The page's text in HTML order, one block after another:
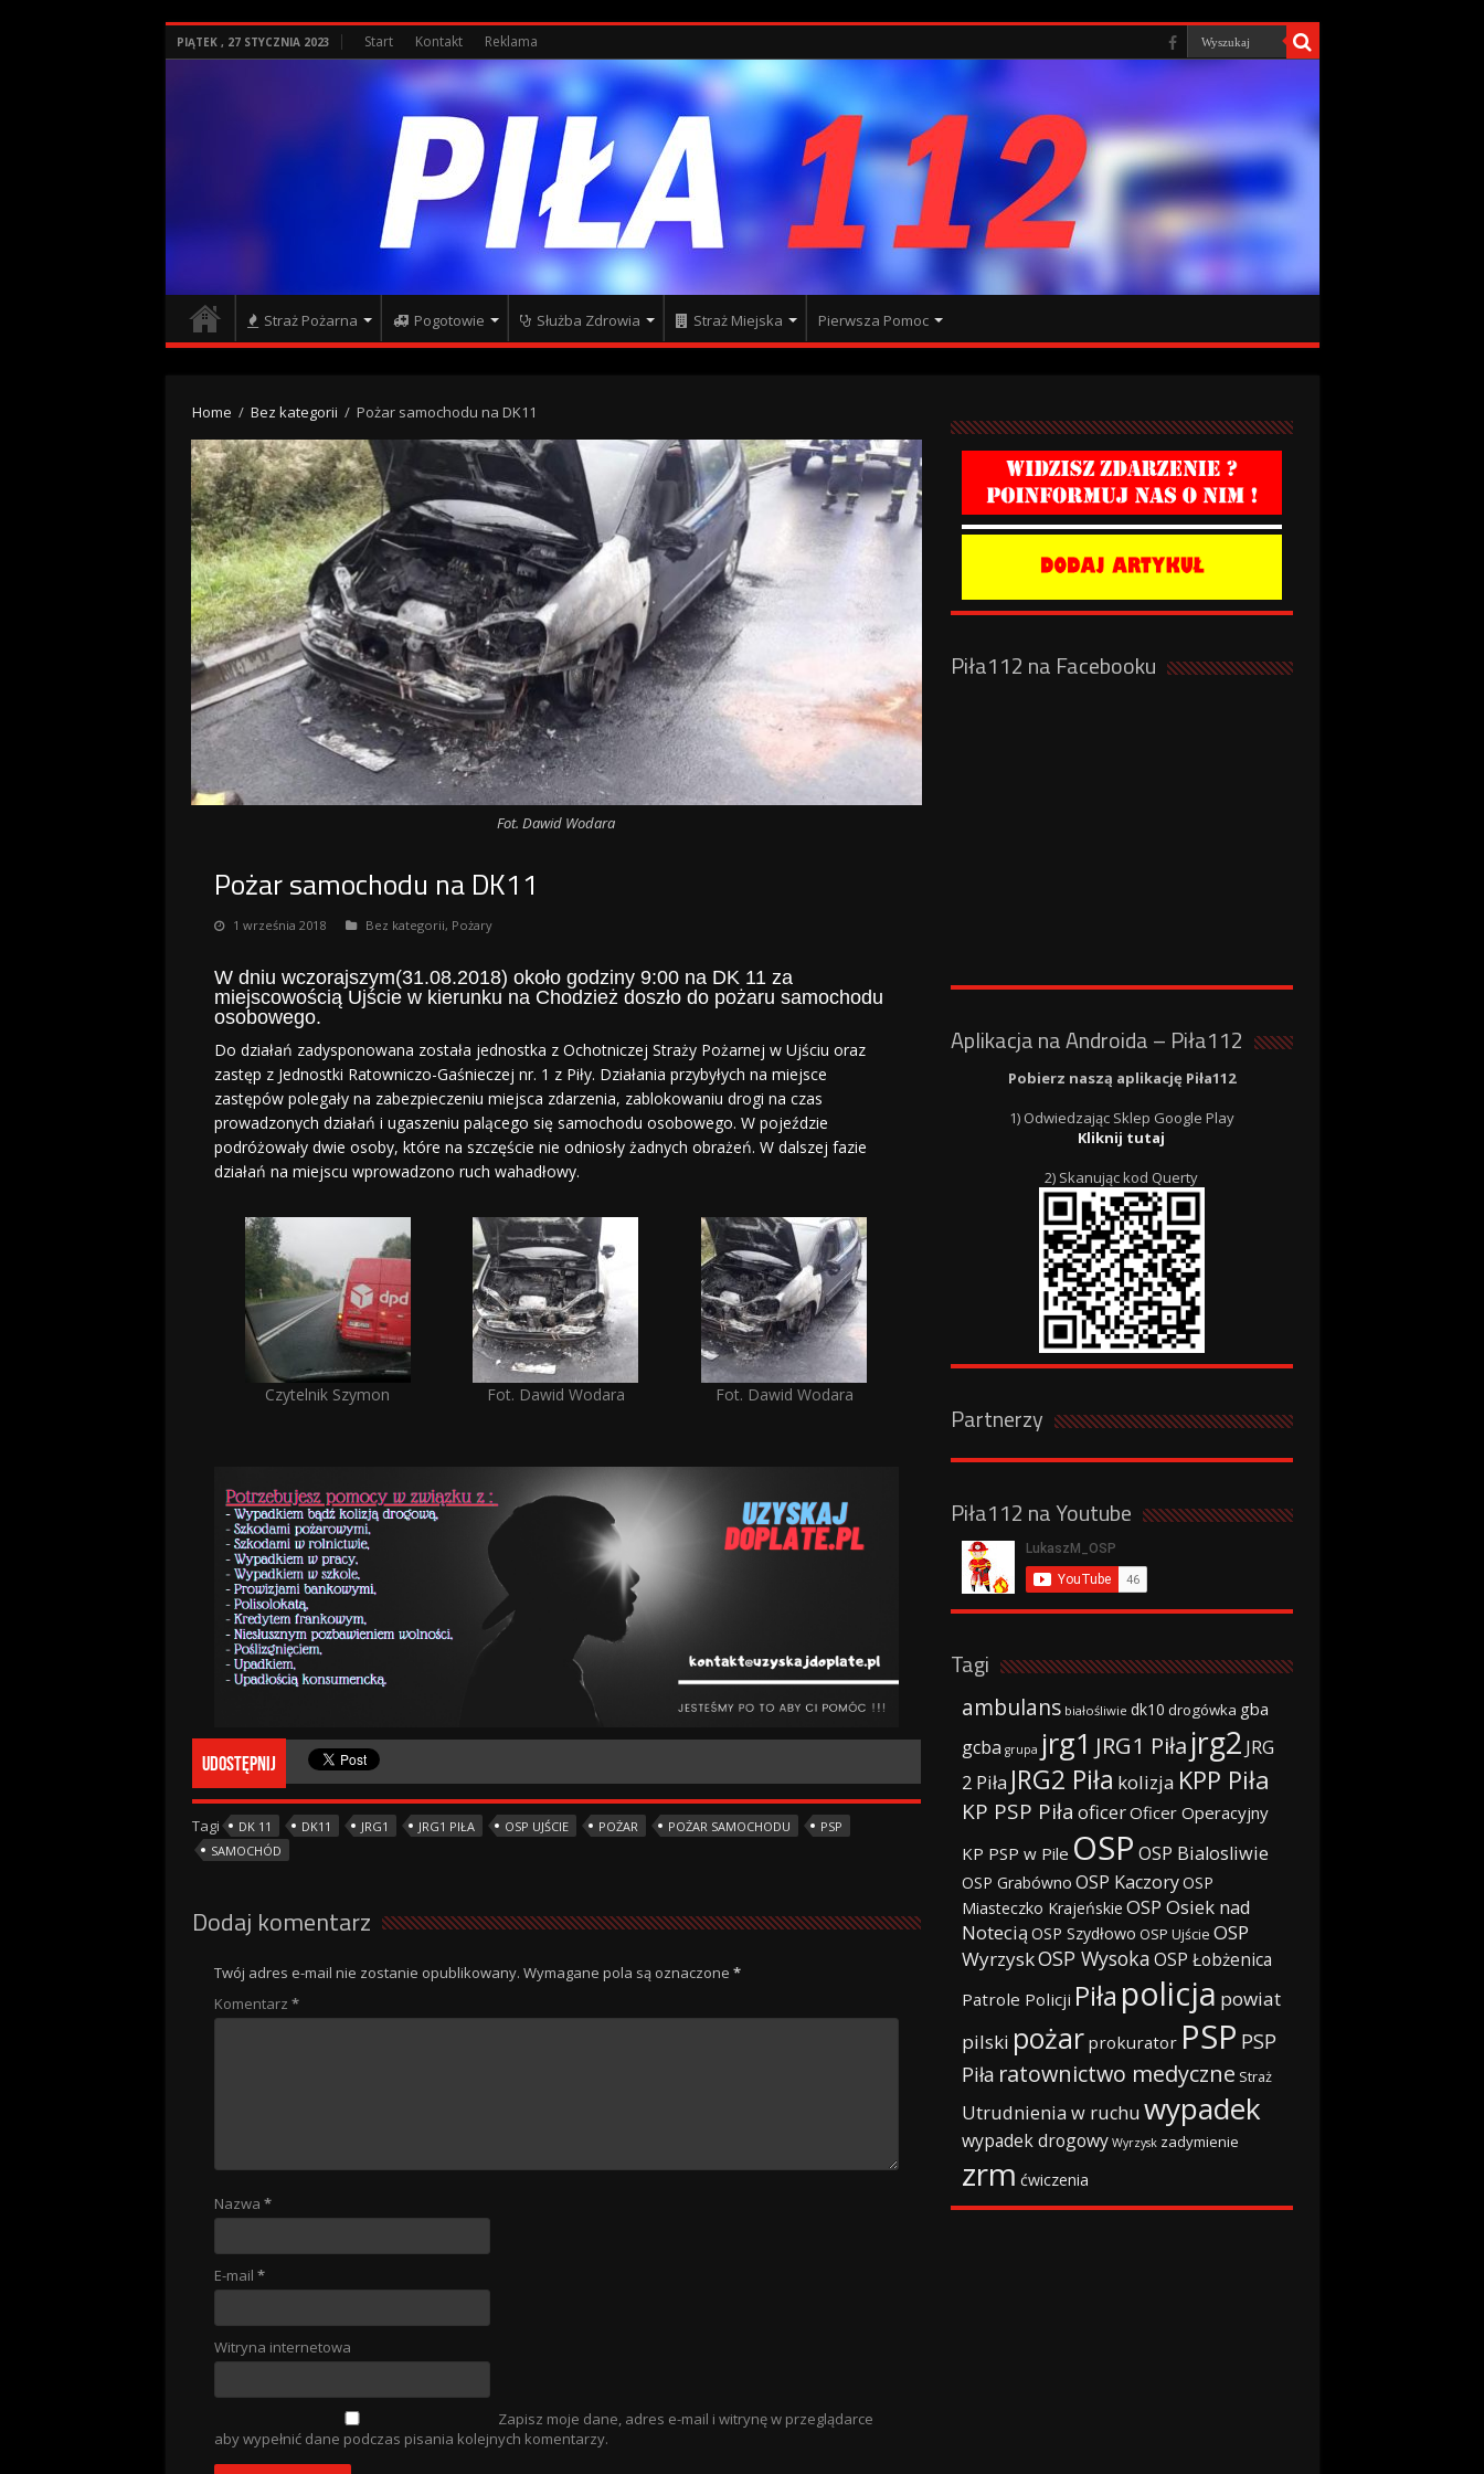
PIĄTEK , 27 STYCZNIA 2023 Start Kontakt Reklama
Straż Pożarna Pogotowie Służba Zdrowia Straż Miejska Pierwsza Pomoc
Home / Bez kategorii / Pożar samochodu na DK11
Fot. Dawid Wodara
Pożar samochodu na DK11
1 września 2018 Bez kategorii, Pożary
W dniu wczorajszym(31.08.2018) około godziny 9:00 na DK 11 za
miejscowością Ujście w kierunku na Chodzież doszło do pożaru samochodu
osobowego.
Do działań zadysponowana została jednostka z Ochotniczej Straży Pożarnej w Ujściu oraz
zastęp z Jednostki Ratowniczo-Gaśnieczej nr. 1 z Piły. Działania przybyłych na miejsce
zastępów polegały na zabezpieczeniu miejsca zdarzenia, zablokowaniu drogi na czas
prowadzonych działań i ugaszeniu palącego się samochodu osobowego. W pojeździe
podróżowały dwie osoby, które na szczęście nie odniosły żadnych obrażeń. W dalszej fazie
działań na miejscu wprowadzono ruch wahadłowy.
Czytelnik Szymon Fot. Dawid Wodara Fot. Dawid Wodara
Udostępnij
Tagi DK 11 DK11 JRG1 JRG1 PIŁA OSP UJŚCIE POŻAR POŻAR SAMOCHODU
PSP
SAMOCHÓD
Dodaj komentarz
Twój adres e-mail nie zostanie opublikowany. Wymagane pola są oznaczone *
Komentarz *
Nazwa *
E-mail *
Witryna internetowa
Zapisz moje dane, adres e-mail i witrynę w przeglądarce
aby wypełnić dane podczas pisania kolejnych komentarzy.
Piła112 na Facebooku
Aplikacja na Androida – Piła112
Pobierz naszą aplikację Piła112
1) Odwiedzając Sklep Google Play
Kliknij tutaj
2) Skanując kod Querty
Partnerzy
Piła112 na Youtube
Tagi
ambulans białośliwie dk10 drogówka gba
gcba grupa jrg1 JRG1 Piła jrg2 JRG
2 Piła JRG2 Piła kolizja KPP Piła
KP PSP Piła oficerOficer Operacyjny
KP PSP w Pile OSP OSP Bialosliwie
OSP Grabówno OSP KaczoryOSP
Miasteczko Krajeńskie OSP Osiek nad
Notecią OSP Szydłowo OSP Ujście OSP
WyrzyskOSP WysokaOSP Łobżenica
Patrole Policji Piła policja powiat
pilski pożar prokurator PSP PSP
Piła ratownictwo medyczne Straż
Utrudnienia w ruchu wypadek
wypadek drogowy Wyrzysk zadymienie
zrm ćwiczenia